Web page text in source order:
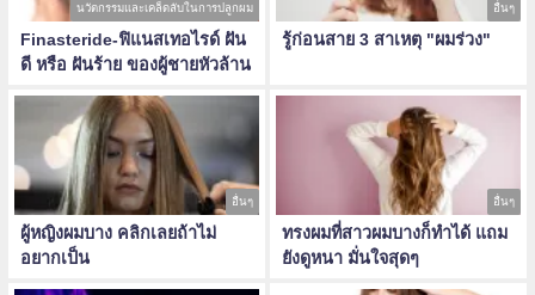
นวัตกรรมและเคล็ดลับในการปลูกผม
Finasteride-ฟิแนสเทอไรด์ ฝัน
ดี หรือ ฝันร้าย ของผู้ชายหัวล้าน
อื่นๆ
รู้ก่อนสาย 3 สาเหตุ "ผมร่วง"
อื่นๆ
ผู้หญิงผมบาง คลิกเลยถ้าไม่
อยากเป็น
อื่นๆ
ทรงผมที่สาวผมบางก็ทำได้ แถม
ยังดูหนา มั่นใจสุดๆ